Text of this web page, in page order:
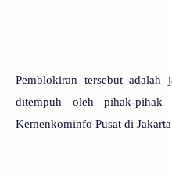
Pemblokiran tersebut adalah
ditempuh oleh pihak-
Kemenkominfo Pusat di